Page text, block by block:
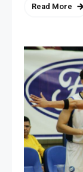
Read More